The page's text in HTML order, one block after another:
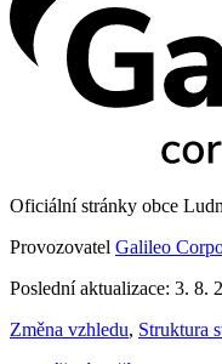
Oficiální stránky obce
Provozovatel Galileo
Poslední aktualizace: 3. 8.
Změna vzhledu, Struktura